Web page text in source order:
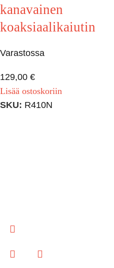
kanavainen
koaksiaalikaiutin
Varastossa
129,00 €
Lisää ostoskoriin
SKU: R410N